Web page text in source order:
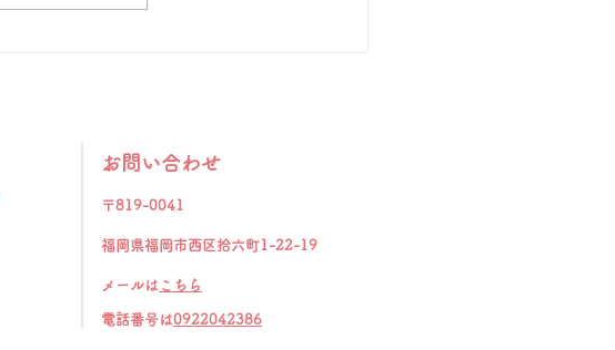
若く、自由で、限りない想像力を
り、視野をやや狭めて、自分の国
だけでも変えようと決意した。し
かし、それさえも変化のないよう
必死の試み
お問い合わせ
〒819-0041
福岡県福岡市西区拾六町1-22-19
メールは こちら
​電話番号は0922042386